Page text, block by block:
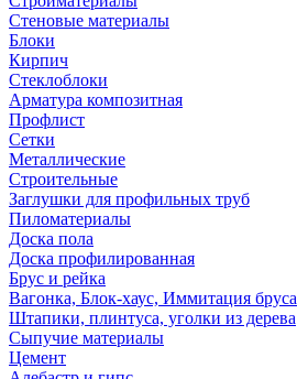
Стеновые материалы
Блоки
Кирпич
Стеклоблоки
Арматура композитная
Профлист
Сетки
Металлические
Строительные
Заглушки для профильных труб
Пиломатериалы
Доска пола
Доска профилированная
Брус и рейка
Вагонка, Блок-хаус, Иммитация бруса
Штапики, плинтуса, уголки из дерева
Сыпучие материалы
Цемент